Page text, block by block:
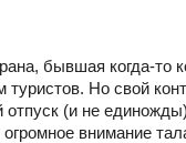
бывшая когда-то
туристов. Но свой
отпуск (и не
внимание